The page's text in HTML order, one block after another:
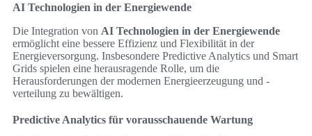
AI Technologien in der Energiewende
Die Integration von AI Technologien in der Energiewende
ermöglicht eine bessere Effizienz und Flexibilität in der
Energieversorgung. Insbesondere Predictive Analytics und Smart
Grids spielen eine herausragende Rolle, um die
Herausforderungen der modernen Energieerzeugung und -
verteilung zu bewältigen.
Predictive Analytics für vorausschauende Wartung